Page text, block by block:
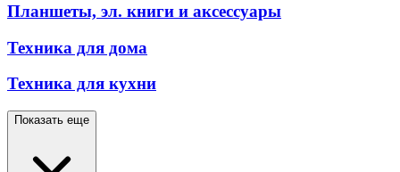
Планшеты, эл. книги и аксессуары
Техника для дома
Техника для кухни
Показать еще